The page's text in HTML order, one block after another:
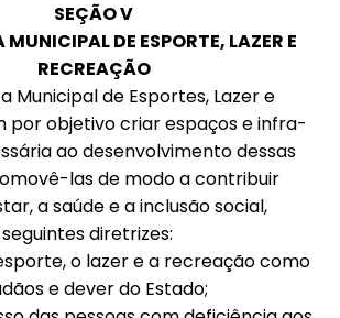
SEÇÃO V
DE ESPORTE, LAZER E
RECREAÇÃO
Municipal de Esportes, Lazer e
por objetivo criar espaços e infra-
ao desenvolvimento dessas
las de modo a contribuir
a saúde e a inclusão social,
diretrizes:
o lazer e a recreação como
e dever do Estado;